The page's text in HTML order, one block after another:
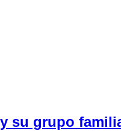
su grupo